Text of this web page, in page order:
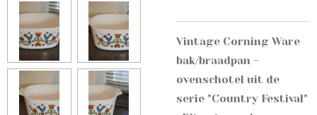
Vintage Corning Ware
bak/braadpan -
ovenschotel uit de
serie "Country Festival"